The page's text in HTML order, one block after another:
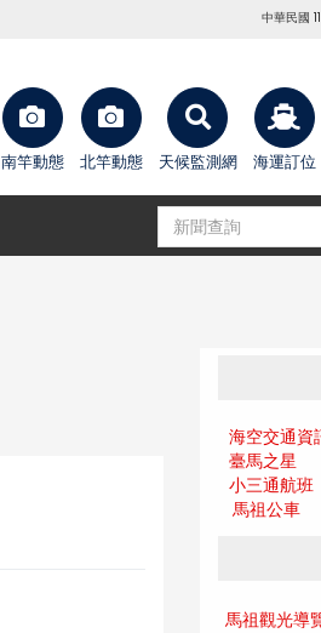
中華民國
南竿動態 北竿動態 天候監測網 海運訂位
海空交通資
臺馬之星
小三通航班
馬祖公車
馬祖觀光導